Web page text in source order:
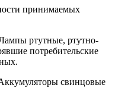
принимаемых
ртутные, ртутно-
потребительские
свинцовые